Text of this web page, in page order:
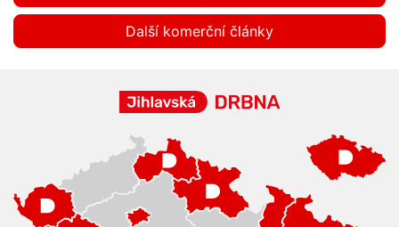
Další komerční články